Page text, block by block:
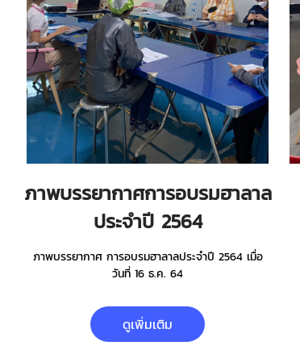
ภาพบรรยากาศการอบรมฮาลาล
ประจำปี 2564
ภาพบรรยากาศ การอบรมฮาลาลประจำปี 2564 เมื่อ
วันที่ 16 ธ.ค. 64
ดูเพิ่มเติม